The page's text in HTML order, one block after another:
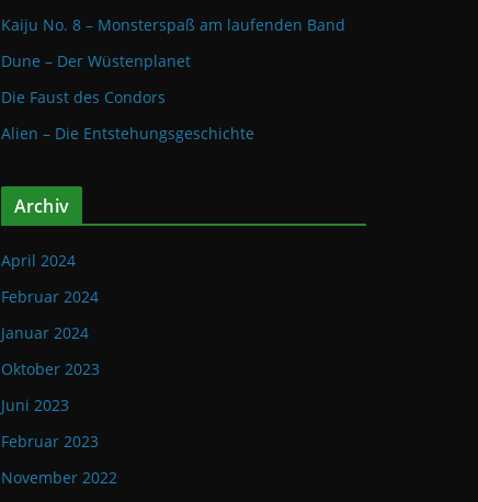
Kaiju No. 8 – Monsterspaß am laufenden Band
Dune – Der Wüstenplanet
Die Faust des Condors
Alien – Die Entstehungsgeschichte
Archiv
April 2024
Februar 2024
Januar 2024
Oktober 2023
Juni 2023
Februar 2023
November 2022